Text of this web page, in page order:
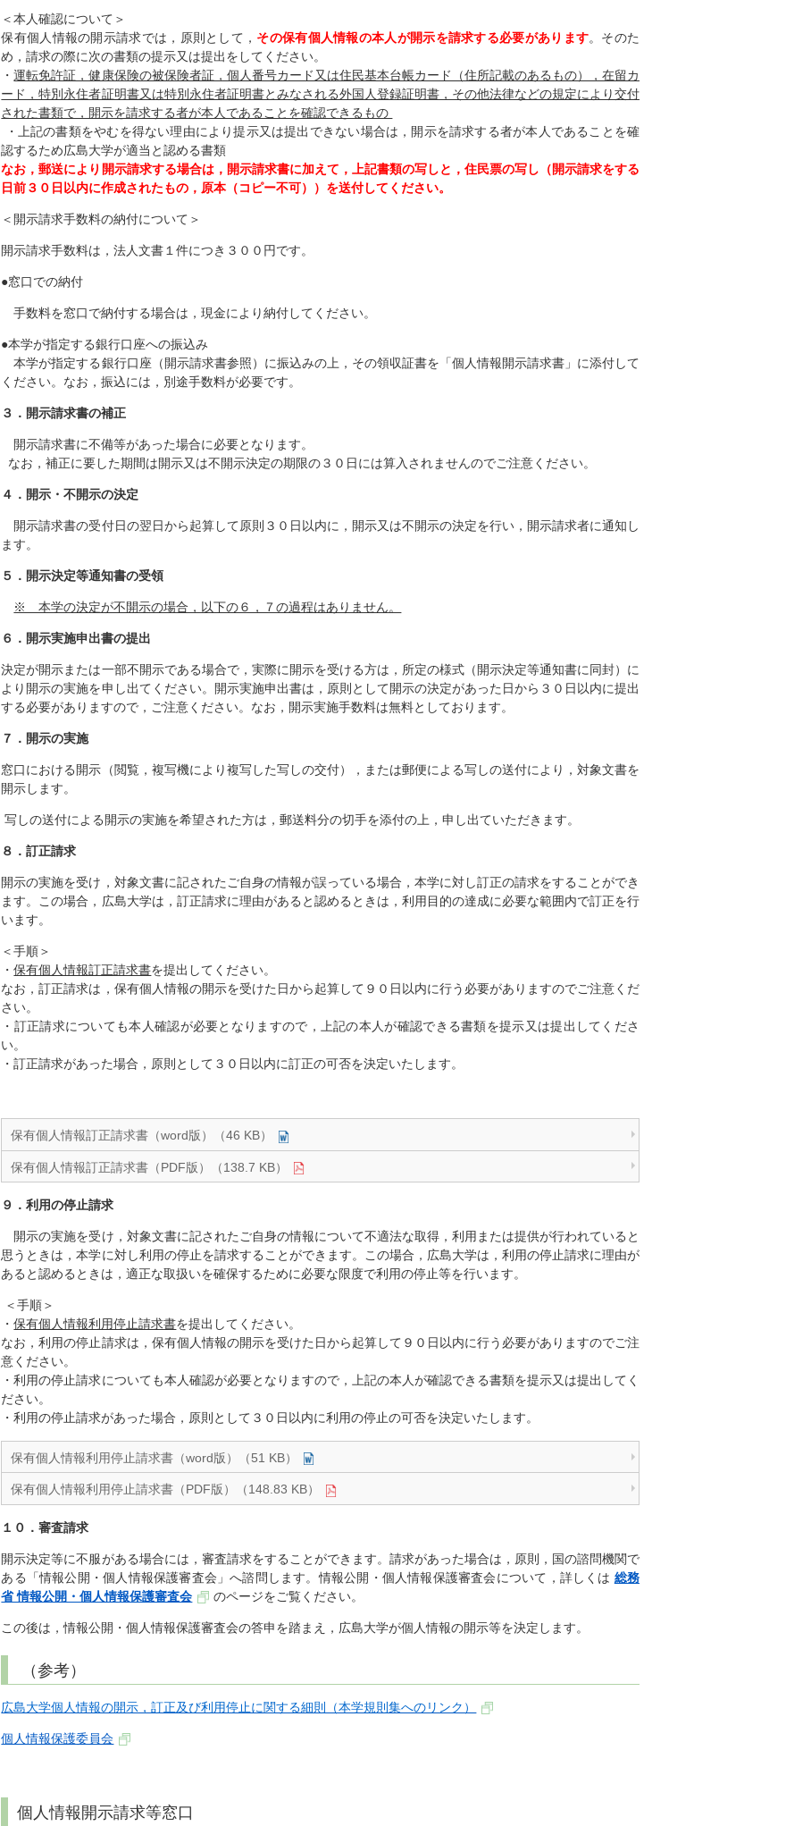
＜本人確認について＞
保有個人情報の開示請求では，原則として， その保有個人情報の本人が開示を請求する必要があります。そのた
め，請求の際に次の書類の提示又は提出をしてください。
・運転免許証，健康保険の被保険者証，個人番号カード又は住民基本台帳カード（住所記載のあるもの），在留カ
ード，特別永住者証明書又は特別永住者証明書とみなされる外国人登録証明書，その他法律などの規定により交付
された書類で，開示を請求する者が本人であることを確認できるもの
・上記の書類をやむを得ない理由により提示又は提出できない場合は，開示を請求する者が本人であることを確
認するため広島大学が適当と認める書類
なお，郵送により開示請求する場合は，開示請求書に加えて，上記書類の写しと，住民票の写し（開示請求をする
日前３０日以内に作成されたもの，原本（コピー不可））を送付してください。
＜開示請求手数料の納付について＞
開示請求手数料は，法人文書１件につき３００円です。
●窓口での納付
手数料を窓口で納付する場合は，現金により納付してください。
●本学が指定する銀行口座への振込み
本学が指定する銀行口座（開示請求書参照）に振込みの上，その領収証書を「個人情報開示請求書」に添付して
ください。なお，振込には，別途手数料が必要です。
３．開示請求書の補正
開示請求書に不備等があった場合に必要となります。
なお，補正に要した期間は開示又は不開示決定の期限の３０日には算入されませんのでご注意ください。
４．開示・不開示の決定
開示請求書の受付日の翌日から起算して原則３０日以内に，開示又は不開示の決定を行い，開示請求者に通知し
ます。
５．開示決定等通知書の受領
※ 本学の決定が不開示の場合，以下の６，７の過程はありません。
６．開示実施申出書の提出
決定が開示または一部不開示である場合で，実際に開示を受ける方は，所定の様式（開示決定等通知書に同封）に
より開示の実施を申し出てください。開示実施申出書は，原則として開示の決定があった日から３０日以内に提出
する必要がありますので，ご注意ください。なお，開示実施手数料は無料としております。
７．開示の実施
窓口における開示（閲覧，複写機により複写した写しの交付），または郵便による写しの送付により，対象文書を
開示します。
写しの送付による開示の実施を希望された方は，郵送料分の切手を添付の上，申し出ていただきます。
８．訂正請求
開示の実施を受け，対象文書に記されたご自身の情報が誤っている場合，本学に対し訂正の請求をすることができ
ます。この場合，広島大学は，訂正請求に理由があると認めるときは，利用目的の達成に必要な範囲内で訂正を行
います。
＜手順＞
・保有個人情報訂正請求書を提出してください。
なお，訂正請求は，保有個人情報の開示を受けた日から起算して９０日以内に行う必要がありますのでご注意くだ
さい。
・訂正請求についても本人確認が必要となりますので，上記の本人が確認できる書類を提示又は提出してくださ
い。
・訂正請求があった場合，原則として３０日以内に訂正の可否を決定いたします。
保有個人情報訂正請求書（word版）（46 KB）
保有個人情報訂正請求書（PDF版）（138.7 KB）
９．利用の停止請求
開示の実施を受け，対象文書に記されたご自身の情報について不適法な取得，利用または提供が行われていると
思うときは，本学に対し利用の停止を請求することができます。この場合，広島大学は，利用の停止請求に理由が
あると認めるときは，適正な取扱いを確保するために必要な限度で利用の停止等を行います。
＜手順＞
・保有個人情報利用停止請求書を提出してください。
なお，利用の停止請求は，保有個人情報の開示を受けた日から起算して９０日以内に行う必要がありますのでご注
意ください。
・利用の停止請求についても本人確認が必要となりますので，上記の本人が確認できる書類を提示又は提出してく
ださい。
・利用の停止請求があった場合，原則として３０日以内に利用の停止の可否を決定いたします。
保有個人情報利用停止請求書（word版）（51 KB）
保有個人情報利用停止請求書（PDF版）（148.83 KB）
１０．審査請求
開示決定等に不服がある場合には，審査請求をすることができます。請求があった場合は，原則，国の諮問機関で
ある「情報公開・個人情報保護審査会」へ諮問します。情報公開・個人情報保護審査会について，詳しくは 総務
省 情報公開・個人情報保護審査会
のページをご覧ください。
この後は，情報公開・個人情報保護審査会の答申を踏まえ，広島大学が個人情報の開示等を決定します。
（参考）
広島大学個人情報の開示，訂正及び利用停止に関する細則（本学規則集へのリンク）
個人情報保護委員会
個人情報開示請求等窓口